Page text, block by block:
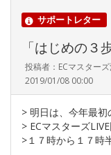
サポートレター
「はじめの３
投稿者：ECマスター
2019/01/08 00:00
> 明日は、今年最
> ECマスターズ
>１７時から１７時